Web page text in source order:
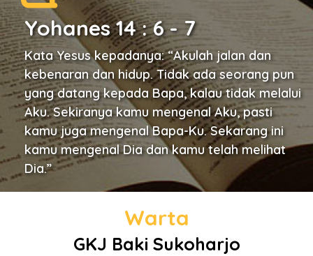
Yohanes 14 : 6 - 7
Kata Yesus kepadanya: “Akulah jalan dan
kebenaran dan hidup. Tidak ada seorang pun
yang datang kepada Bapa, kalau tidak melalui
Aku. Sekiranya kamu mengenal Aku, pasti
kamu juga mengenal Bapa-Ku. Sekarang ini
kamu mengenal Dia dan kamu telah melihat
Dia.”
Warta
GKJ Baki Sukoharjo